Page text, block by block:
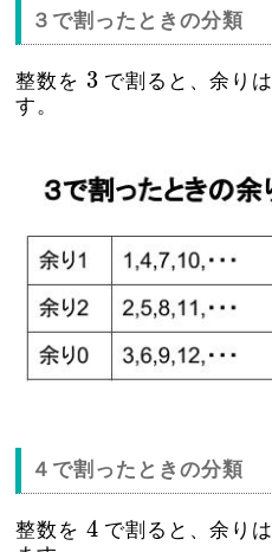
３で割ったときの分類
整数を 3
3で割ると、余りは
す。
４で割ったときの分類
整数を 4
4で割ると、余りは